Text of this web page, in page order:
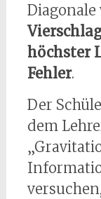
Diagonale
höchster
Fehler.
Der
dem